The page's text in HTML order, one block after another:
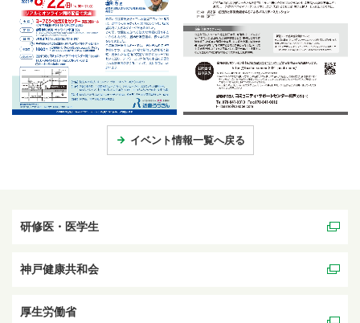
イベント情報一覧へ戻る
研修医・医学生
神戸健康共和会
厚生労働省